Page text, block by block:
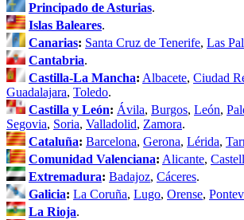
Principado de Asturias.
Islas Baleares.
Canarias: Santa Cruz de Tenerife, Las
Cantabria.
Castilla-La Mancha: Albacete, Ciudad
Guadalajara, Toledo.
Castilla y León: Ávila, Burgos, León,
Segovia, Soria, Valladolid, Zamora.
Cataluña: Barcelona, Gerona, Lérida,
Comunidad Valenciana: Alicante,
Extremadura: Badajoz, Cáceres.
Galicia: La Coruña, Lugo, Orense,
La Rioja.